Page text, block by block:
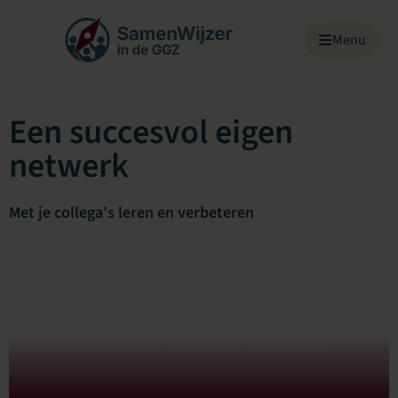
Menu overslaan
Menu
Een succesvol eigen
netwerk
Met je collega's leren en verbeteren